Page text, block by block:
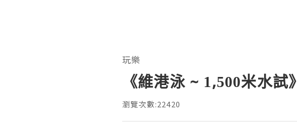
玩樂
《維港泳 ~ 1,500米水試》
瀏覽次數:22420